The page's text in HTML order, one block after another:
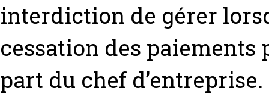
interdiction de gérer
cessation des paiements
part du chef